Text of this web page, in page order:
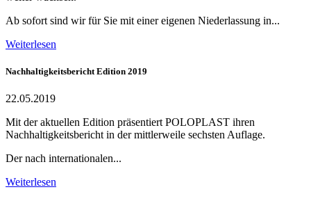
Ab sofort sind wir für Sie mit einer eigenen Niederlassung in...
Weiterlesen
Nachhaltigkeitsbericht Edition 2019
22.05.2019
Mit der aktuellen Edition präsentiert POLOPLAST ihren
Nachhaltigkeitsbericht in der mittlerweile sechsten Auflage.
Der nach internationalen...
Weiterlesen